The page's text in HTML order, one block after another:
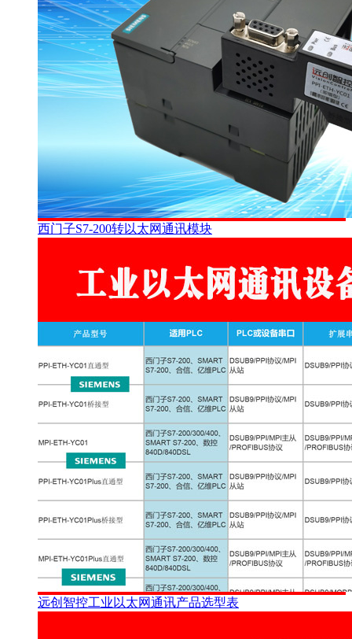
西门子S7-200转以太网通讯模块
远创智控工业以太网通讯产品选型表